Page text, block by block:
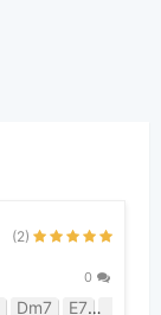
(2)
0
Dm7 E7